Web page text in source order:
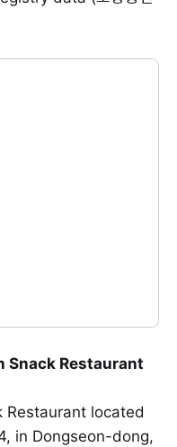
Snack Restaurant
Restaurant located
4, in Dongseon-dong,